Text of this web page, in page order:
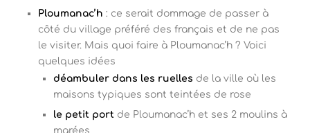
Ploumanac’h : ce serait dommage de passer à
côté du village préféré des français et de ne pas
le visiter. Mais quoi faire à Ploumanac’h ? Voici
quelques idées
déambuler dans les ruelles de la ville où les
maisons typiques sont teintées de rose
le petit port de Ploumanac’h et ses 2 moulins à
marées